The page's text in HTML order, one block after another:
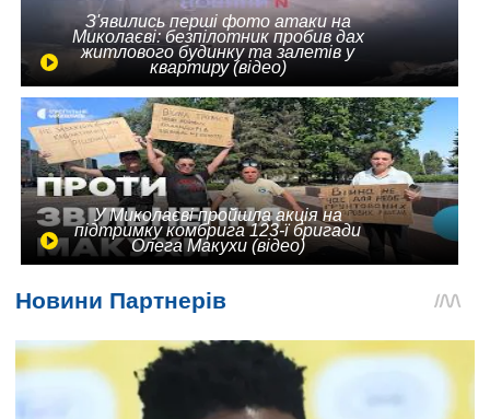
З'явились перші фото атаки на
Миколаєві: безпілотник пробив дах
житлового будинку та залетів у
квартиру (відео)
У Миколаєві пройшла акція на
підтримку комбрига 123-ї бригади
Олега Макухи (відео)